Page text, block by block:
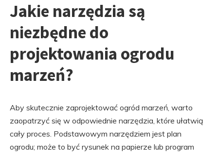
Jakie narzędzia są
niezbędne do
projektowania ogrodu
marzeń?
Aby skutecznie zaprojektować ogród marzeń, warto
zaopatrzyć się w odpowiednie narzędzia, które ułatwią
cały proces. Podstawowym narzędziem jest plan
ogrodu; może to być rysunek na papierze lub program